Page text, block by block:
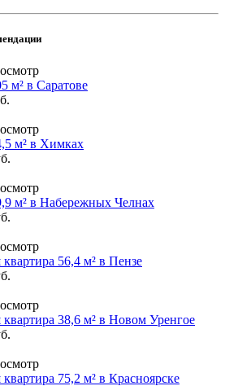
м² в Саратове
м² в Химках
м² в Набережных Челнах
квартира 56,4 м² в Пензе
квартира 38,6 м² в Новом Уренгое
75,2 м² в Красноярске